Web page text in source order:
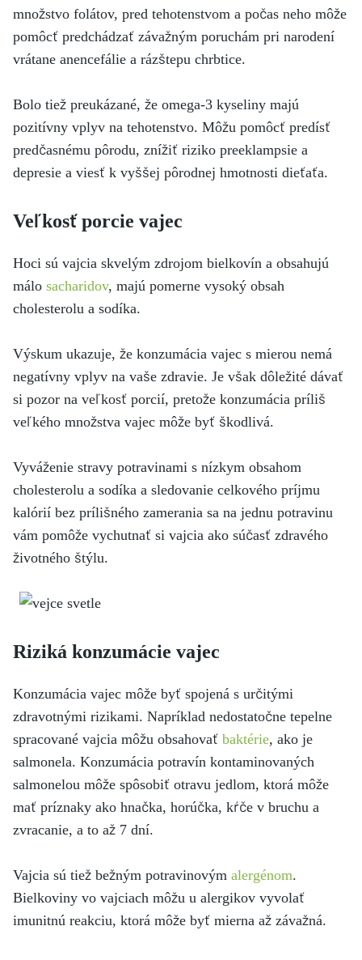
množstvo folátov, pred tehotenstvom a počas neho môže
pomôcť predchádzať závažným poruchám pri narodení
vrátane anencefálie a rázštepu chrbtice.
Bolo tiež preukázané, že omega-3 kyseliny majú
pozitívny vplyv na tehotenstvo. Môžu pomôcť predísť
predčasnému pôrodu, znížiť riziko preeklampsie a
depresie a viesť k vyššej pôrodnej hmotnosti dieťaťa.
Veľkosť porcie vajec
Hoci sú vajcia skvelým zdrojom bielkovín a obsahujú
málo sacharidov, majú pomerne vysoký obsah
cholesterolu a sodíka.
Výskum ukazuje, že konzumácia vajec s mierou nemá
negatívny vplyv na vaše zdravie. Je však dôležité dávať
si pozor na veľkosť porcií, pretože konzumácia príliš
veľkého množstva vajec môže byť škodlivá.
Vyváženie stravy potravinami s nízkym obsahom
cholesterolu a sodíka a sledovanie celkového príjmu
kalórií bez prílišného zamerania sa na jednu potravinu
vám pomôže vychutnať si vajcia ako súčasť zdravého
životného štýlu.
Riziká konzumácie vajec
Konzumácia vajec môže byť spojená s určitými
zdravotnými rizikami. Napríklad nedostatočne tepelne
spracované vajcia môžu obsahovať baktérie, ako je
salmonela. Konzumácia potravín kontaminovaných
salmonelou môže spôsobiť otravu jedlom, ktorá môže
mať príznaky ako hnačka, horúčka, kŕče v bruchu a
zvracanie, a to až 7 dní.
Vajcia sú tiež bežným potravinovým alergénom.
Bielkoviny vo vajciach môžu u alergikov vyvolať
imunitnú reakciu, ktorá môže byť mierna až závažná.